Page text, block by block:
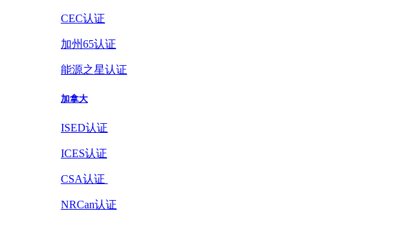
CEC认证
加州65认证
能源之星认证
加拿大
ISED认证
ICES认证
CSA认证
NRCan认证